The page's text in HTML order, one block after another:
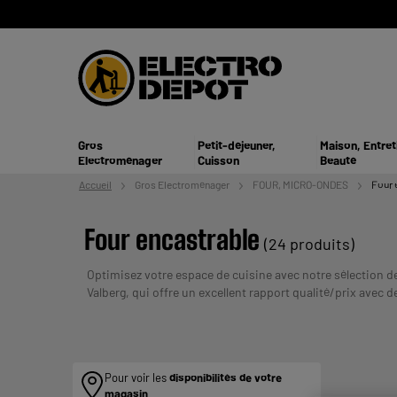
Gros
Electroménager
Petit-déjeuner,
Cuisson
Maison,
Beauté
Accueil Gros Electroménager FOUR, MICRO-ONDES Four
Four encastrable (24 produits)
Optimisez votre espace de cuisine avec notre sélection
Valberg, qui offre un excellent rapport qualité/prix avec
Pour voir lesdisponibilités de votre
magasin